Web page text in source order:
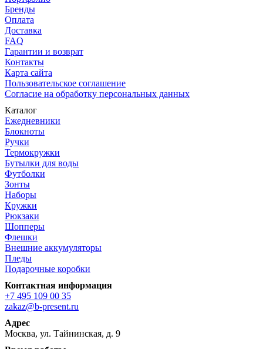
Бренды
Оплата
Доставка
FAQ
Гарантии и возврат
Контакты
Карта сайта
Пользовательское соглашение
Согласие на обработку персональных данных
Каталог
Ежедневники
Блокноты
Ручки
Термокружки
Бутылки для воды
Футболки
Зонты
Наборы
Кружки
Рюкзаки
Шопперы
Флешки
Внешние аккумуляторы
Пледы
Подарочные коробки
Контактная информация
+7 495 109 00 35
zakaz@b-present.ru
Адрес
Москва, ул. Тайнинская, д. 9